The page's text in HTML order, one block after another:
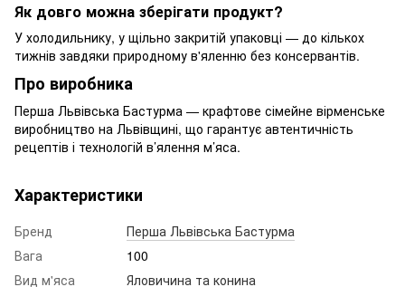
Як довго можна зберігати продукт?
У холодильнику, у щільно закритій упаковці — до кількох
тижнів завдяки природному в'яленню без консервантів.
Про виробника
Перша Львівська Бастурма — крафтове сімейне вірменське
виробництво на Львівщині, що гарантує автентичність
рецептів і технологій в’ялення м’яса.
Характеристики
Бренд
Перша Львівська Бастурма
Вага
100
Вид м'яса
Яловичина та конина